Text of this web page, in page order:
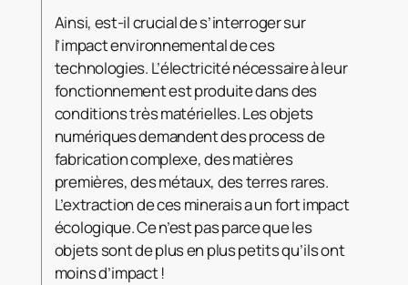
Ainsi, est-il crucial de s’interroger sur
l’impact environnemental de ces
technologies. L’électricité nécessaire à leur
fonctionnement est produite dans des
conditions très matérielles. Les objets
numériques demandent des process de
fabrication complexe, des matières
premières, des métaux, des terres rares.
L’extraction de ces minerais a un fort impact
écologique. Ce n’est pas parce que les
objets sont de plus en plus petits qu’ils ont
moins d’impact !